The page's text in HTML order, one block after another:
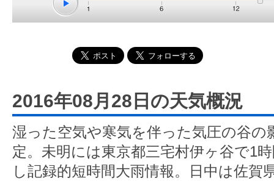
2016年08月28日の天気概況
湿った空気や寒気を伴った気圧の谷の
定。未明には東京都三宅村伊ヶ谷で1
し記録的短時間大雨情報。日中は佐賀